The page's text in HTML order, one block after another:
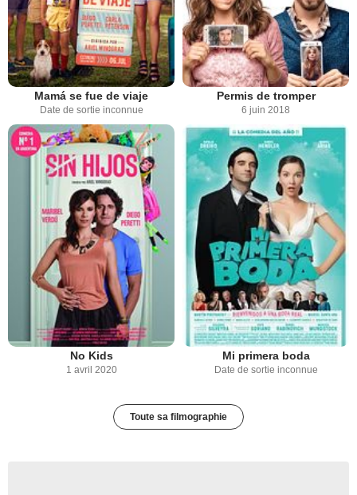
Mamá se fue de viaje
Date de sortie inconnue
Permis de tromper
6 juin 2018
No Kids
1 avril 2020
Mi primera boda
Date de sortie inconnue
Toute sa filmographie